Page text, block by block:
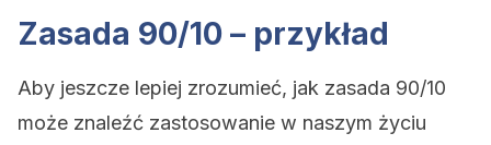
Zasada 90/10 – przykład
Aby jeszcze lepiej zrozumieć, jak zasada 90/10
może znaleźć zastosowanie w naszym życiu